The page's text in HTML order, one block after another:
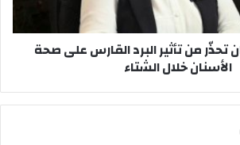
تحذّر من تأثير البرد القارس على صحة
الأسنان خلال الشتاء